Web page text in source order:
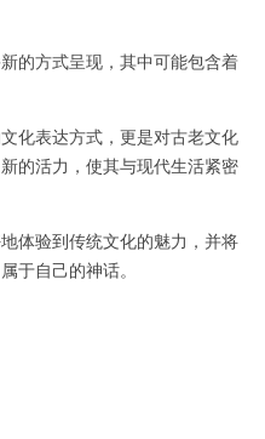
方式呈现，其中可能包含着
表达方式，更是对古老文化
的活力，使其与现代生活紧密
验到传统文化的魅力，并将
于自己的神话。